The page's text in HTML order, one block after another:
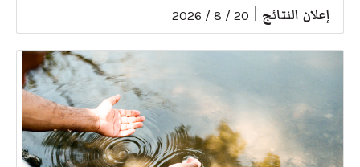
إعلان النتائج 20 / 8 / 2026